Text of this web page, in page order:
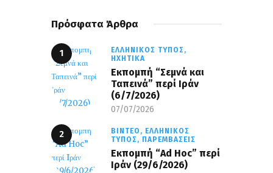
Πρόσφατα Άρθρα
ΕΛΛΗΝΙΚΌΣ ΤΎΠΟΣ,
ΗΧΗΤΙΚΆ
Εκπομπή “Σεμνά και
Ταπεινά” περί Ιράν
(6/7/2026)
07/07/2026
ΒΊΝΤΕΟ, ΕΛΛΗΝΙΚΌΣ
ΤΎΠΟΣ, ΠΑΡΕΜΒΆΣΕΙΣ
Εκπομπή “Ad Hoc” περί
Iράν (29/6/2026)